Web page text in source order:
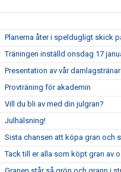
Planerna åter i speldugligt skick
Träningen inställd onsdag 17
Presentation av vår
Provträning för akademin
Vill du bli av med din julgran?
Julhälsning!
Sista chansen att köpa gran och
Tack till er alla som köpt gran av